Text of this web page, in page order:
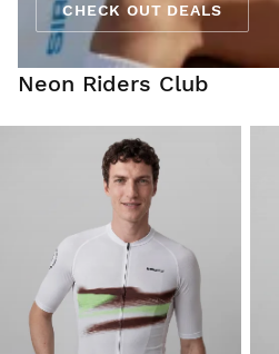
CHECK OUT DEALS
Neon Riders Club